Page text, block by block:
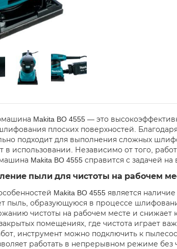
Makita BO 4555 — это
плоских поверхностей.
подходит для выполнения сложных
в использовании. Независимо от того,
Makita BO 4555 справится с задачей
пыли для чистоты на рабочем
Makita BO 4555 является
пыль, образующуюся в процессе
чистоты на рабочем месте и снижает
помещениях, где чистота играет
инструмент можно подключить к
работать в непрерывном режиме без